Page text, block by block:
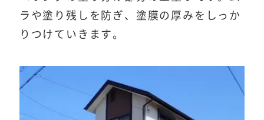
ラや塗り残しを防ぎ、塗膜の厚みをしっか
りつけていきます。